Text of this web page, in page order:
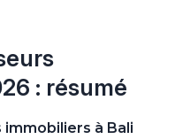
: résumé
à Bali